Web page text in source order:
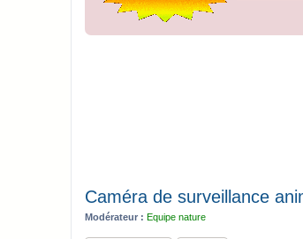
Caméra de surveillance
Modérateur : Equipe nature